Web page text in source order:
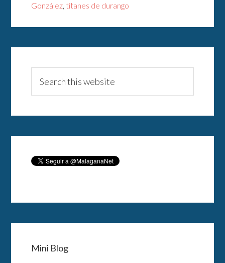
González, titanes de durango
Mini Blog